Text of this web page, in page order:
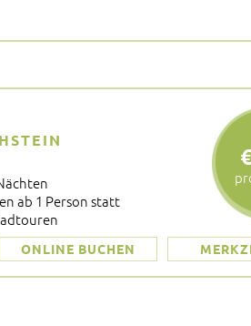
ab 1 Person statt
ONLINE BUCHEN